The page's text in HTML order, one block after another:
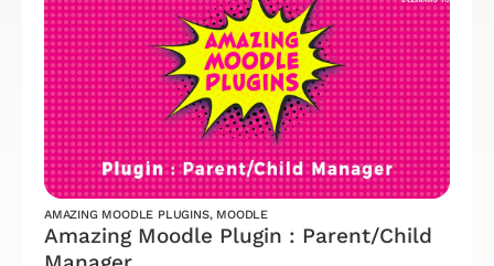
AMAZING MOODLE PLUGINS, MOODLE
Amazing Moodle Plugin : Parent/Child